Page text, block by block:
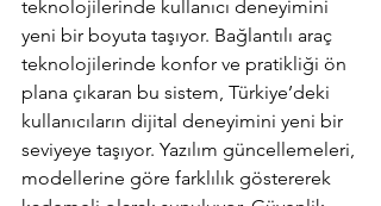
teknolojilerinde kullanıcı deneyimini
yeni bir boyuta taşıyor. Bağlantılı araç
teknolojilerinde konfor ve pratikliği ön
plana çıkaran bu sistem, Türkiye’deki
kullanıcıların dijital deneyimini yeni bir
seviyeye taşıyor. Yazılım güncellemeleri,
modellerine göre farklılık göstererek